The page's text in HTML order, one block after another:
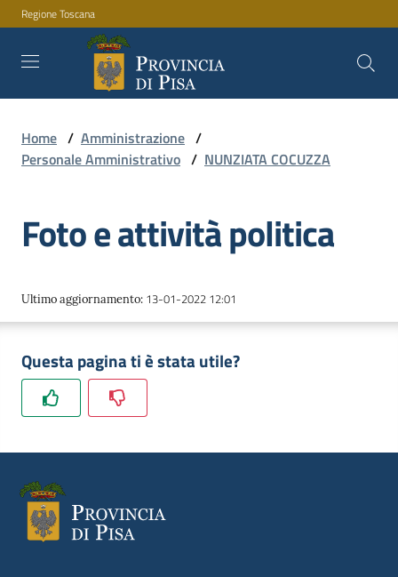
Vai al contenuto
Vai alla navigazione
Vai al footer
Regione Toscana
Amministrazione
Servizi
Novità
Documenti
e
dati
Argomenti
Home / Amministrazione /
Personale Amministrativo / NUNZIATA COCUZZA
Foto e attività politica
Ultimo aggiornamento: 13-01-2022 12:01
Questa pagina ti è stata utile?